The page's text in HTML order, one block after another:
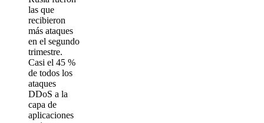
las que
recibieron
más ataques
en el segundo
trimestre.
Casi el 45 %
de todos los
ataques
DDoS a la
capa de
aplicaciones